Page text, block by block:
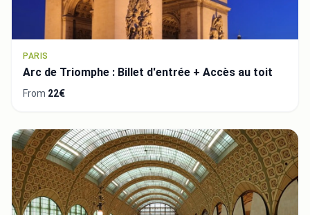
PARIS
Arc de Triomphe : Billet d'entrée + Accès au toit
From 22€